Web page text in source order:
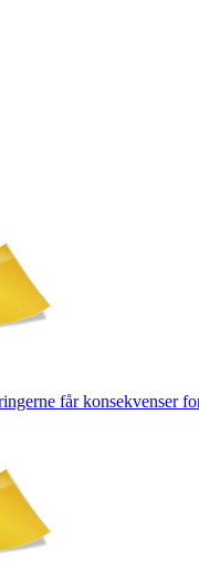
får konsekvenser